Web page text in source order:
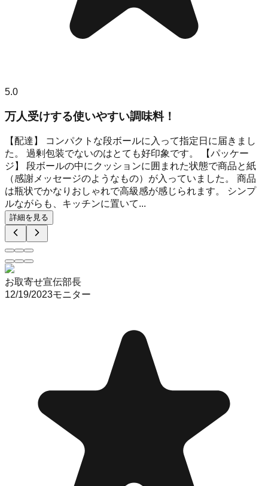
5.0
万人受けする使いやすい調味料！
【配達】 コンパクトな段ボールに入って指定日に届きまし
た。 過剰包装でないのはとても好印象です。 【パッケー
ジ】 段ボールの中にクッションに囲まれた状態で商品と紙
（感謝メッセージのようなもの）が入っていました。 商品
は瓶状でかなりおしゃれで高級感が感じられます。 シンプ
ルながらも、キッチンに置いて...
詳細を見る
お取寄せ宣伝部長
12/19/2023モニター